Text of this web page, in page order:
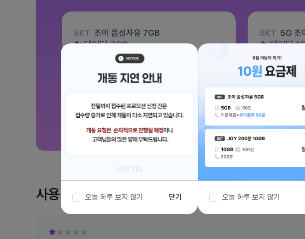
SKT 조이 음성자유 7GB
데이터7GB
문자 100건
월 3,300원
SKT 5G 조
데이터
통화 기본제공
월 6,600
사용 후기오늘 하루 보지 않기 닫기 오늘 하루 보지 않기